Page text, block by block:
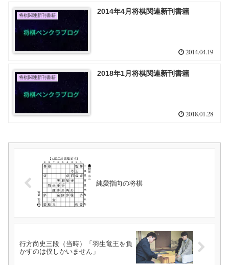
将棋関連新刊書籍 2014年4月将棋関連新刊書籍
2014.04.19
将棋関連新刊書籍 2018年1月将棋関連新刊書籍
2018.01.28
純愛指向の将棋
行方尚史三段（当時）「羽生竜王を負
かすのは僕しかいません」